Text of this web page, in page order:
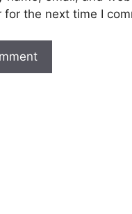
for the next time I